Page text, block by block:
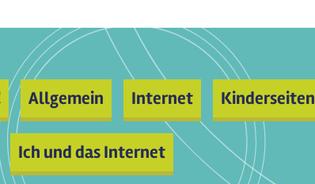
Allgemein Internet Kinderseiten
Ich und das Internet